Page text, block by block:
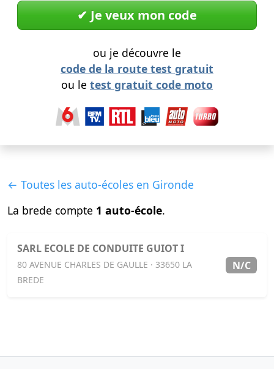
✔︎ Je veux mon code
ou je découvre le
code de la route test gratuit
ou le test gratuit code moto
← Toutes les auto-écoles en Gironde
La brede compte 1 auto-école.
SARL ECOLE DE CONDUITE GUIOT I
80 AVENUE CHARLES DE GAULLE · 33650 LA
BREDE
N/C